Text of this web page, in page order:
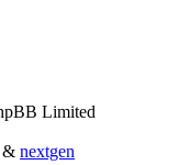
Limited
& nextgen